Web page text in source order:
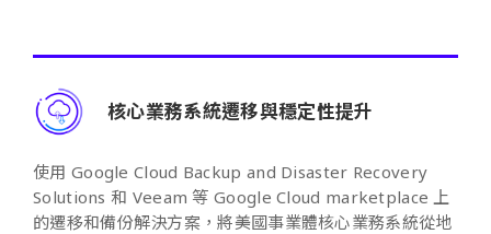
核心業務系統遷移與穩定性提升
使用 Google Cloud Backup and Disaster Recovery
Solutions 和 Veeam 等 Google Cloud marketplace 上
的遷移和備份解決方案，將美國事業體核心業務系統從地